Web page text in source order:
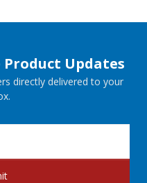
Product Updates
directly delivered to your